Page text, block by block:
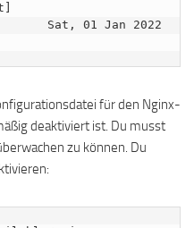
für den Nginx-
deaktiviert ist. Du musst
zu können. Du